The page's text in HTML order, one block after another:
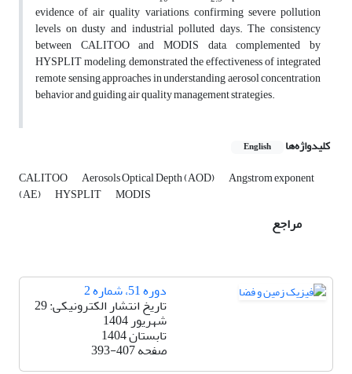
evidence of air quality variations, confirming severe pollution
levels on dusty and industrial polluted days. The consistency
between CALITOO and MODIS data, complemented by
HYSPLIT modeling, demonstrated the effectiveness of integrated
remote sensing approaches in understanding aerosol concentration
behavior and guiding air quality management strategies.
کلیدواژه‌ها English
CALITOO Aerosols Optical Depth (AOD) Angstrom exponent
(AE) HYSPLIT MODIS
مراجع
دوره 51، شماره 2
تاریخ انتشار الکترونیکی: 29
شهریور 1404
تابستان 1404
صفحه393-407